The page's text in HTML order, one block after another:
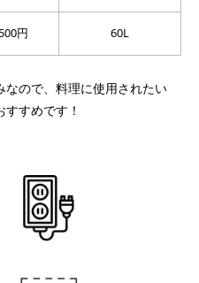
円 60L
ので、料理に使用されたい
すめです！